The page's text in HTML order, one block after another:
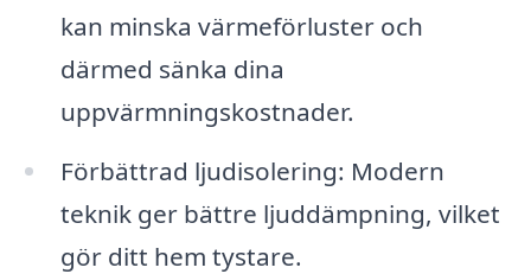
kan minska värmeförluster och
därmed sänka dina
uppvärmningskostnader.
Förbättrad ljudisolering: Modern
teknik ger bättre ljuddämpning, vilket
gör ditt hem tystare.